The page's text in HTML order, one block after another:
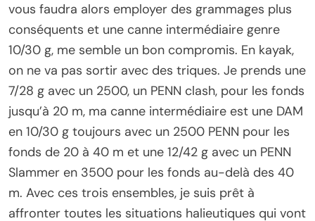
vous faudra alors employer des grammages plus
conséquents et une canne intermédiaire genre
10/30 g, me semble un bon compromis. En kayak,
on ne va pas sortir avec des triques. Je prends une
7/28 g avec un 2500, un PENN clash, pour les fonds
jusqu’à 20 m, ma canne intermédiaire est une DAM
en 10/30 g toujours avec un 2500 PENN pour les
fonds de 20 à 40 m et une 12/42 g avec un PENN
Slammer en 3500 pour les fonds au-delà des 40
m. Avec ces trois ensembles, je suis prêt à
affronter toutes les situations halieutiques qui vont